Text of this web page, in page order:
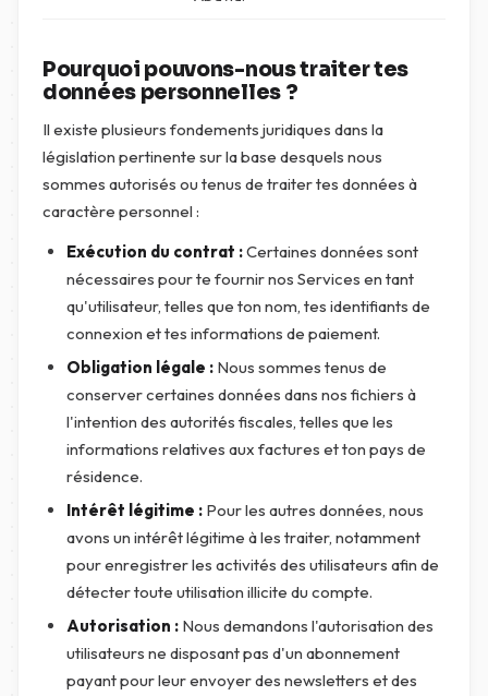
Pourquoi pouvons-nous traiter tes
données personnelles ?
Il existe plusieurs fondements juridiques dans la
législation pertinente sur la base desquels nous
sommes autorisés ou tenus de traiter tes données à
caractère personnel :
Exécution du contrat :Certaines données sont
nécessaires pour te fournir nos Services en tant
qu'utilisateur, telles que ton nom, tes identifiants de
connexion et tes informations de paiement.
Obligation légale : Nous sommes tenus de
conserver certaines données dans nos fichiers à
l'intention des autorités fiscales, telles que les
informations relatives aux factures et ton pays de
résidence.
Intérêt légitime : Pour les autres données, nous
avons un intérêt légitime à les traiter, notamment
pour enregistrer les activités des utilisateurs afin de
détecter toute utilisation illicite du compte.
Autorisation : Nous demandons l'autorisation des
utilisateurs ne disposant pas d'un abonnement
payant pour leur envoyer des newsletters et des